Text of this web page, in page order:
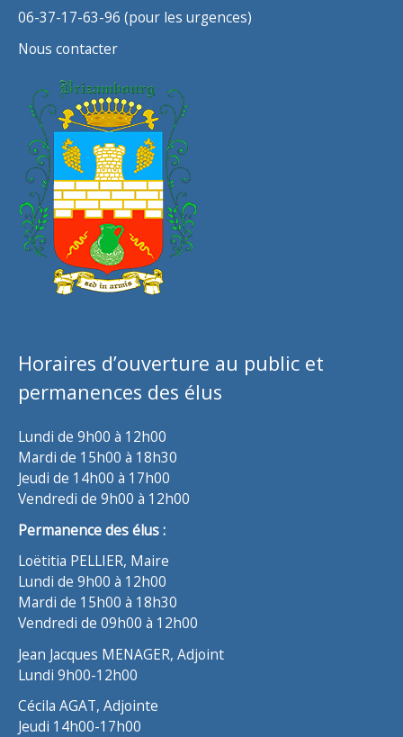
06-37-17-63-96 (pour les urgences)
Nous contacter
Horaires d’ouverture au public et
permanences des élus
Lundi de 9h00 à 12h00
Mardi de 15h00 à 18h30
Jeudi de 14h00 à 17h00
Vendredi de 9h00 à 12h00
Permanence des élus :
Loëtitia PELLIER, Maire
Lundi de 9h00 à 12h00
Mardi de 15h00 à 18h30
Vendredi de 09h00 à 12h00
Jean Jacques MENAGER, Adjoint
Lundi 9h00-12h00
Cécila AGAT, Adjointe
Jeudi 14h00-17h00